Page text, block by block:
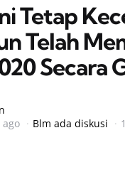
Tetap
Telah
Secara
ago
Blm ada diskusi